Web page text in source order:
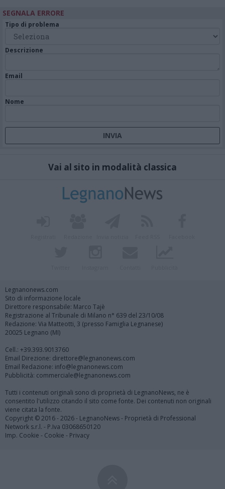
SEGNALA ERRORE
Tipo di problema
Descrizione
Email
Nome
Vai al sito in modalità classica
Legnanonews.com
Sito di informazione locale
Direttore responsabile: Marco Tajè
Registrazione al Tribunale di Milano n° 639 del 23/10/08
Redazione: Via Matteotti, 3 (presso Famiglia Legnanese)
20025 Legnano (MI)
Cell.: +39.393.9013760
Email Direzione: direttore@legnanonews.com
Email Redazione: info@legnanonews.com
Pubblicità: commerciale@legnanonews.com
Tutti i contenuti originali sono di proprietà di LegnanoNews, ne è
consentito l'utilizzo citando il sito come fonte. Dei contenuti non originali
viene citata la fonte.
Copyright © 2016 - 2026 - LegnanoNews - Proprietà di Professional
Network s.r.l. - P.Iva 03068650120
Imp. Cookie - Cookie - Privacy